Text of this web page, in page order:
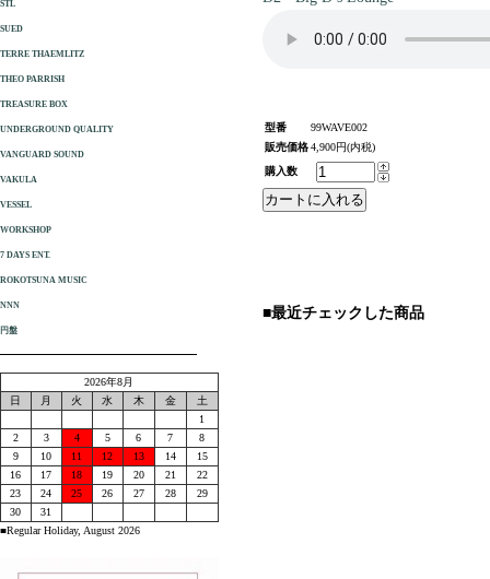
型番
99WAVE002
販売価格4,900円(内税)
購入数
■最近チェックした商品
STL
SUED
TERRE THAEMLITZ
THEO PARRISH
TREASURE BOX
UNDERGROUND QUALITY
VANGUARD SOUND
VAKULA
VESSEL
WORKSHOP
7 DAYS ENT.
ROKOTSUNA MUSIC
NNN
円盤
2026年8月
日
月 火 水 木 金
土
1
2
3 4 5 6 7
8
9
10 11 12 13 14
15
16
17 18 19 20 21
22
23
24 25 26 27 28
29
30
31
■Regular Holiday, August 2026